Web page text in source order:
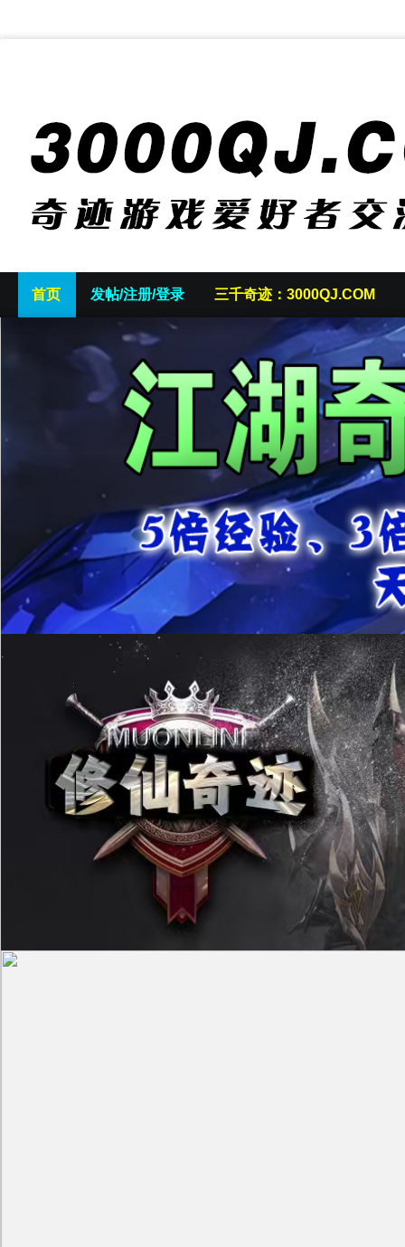
首页 发帖/注册/登录 三千奇迹：3000QJ.COM